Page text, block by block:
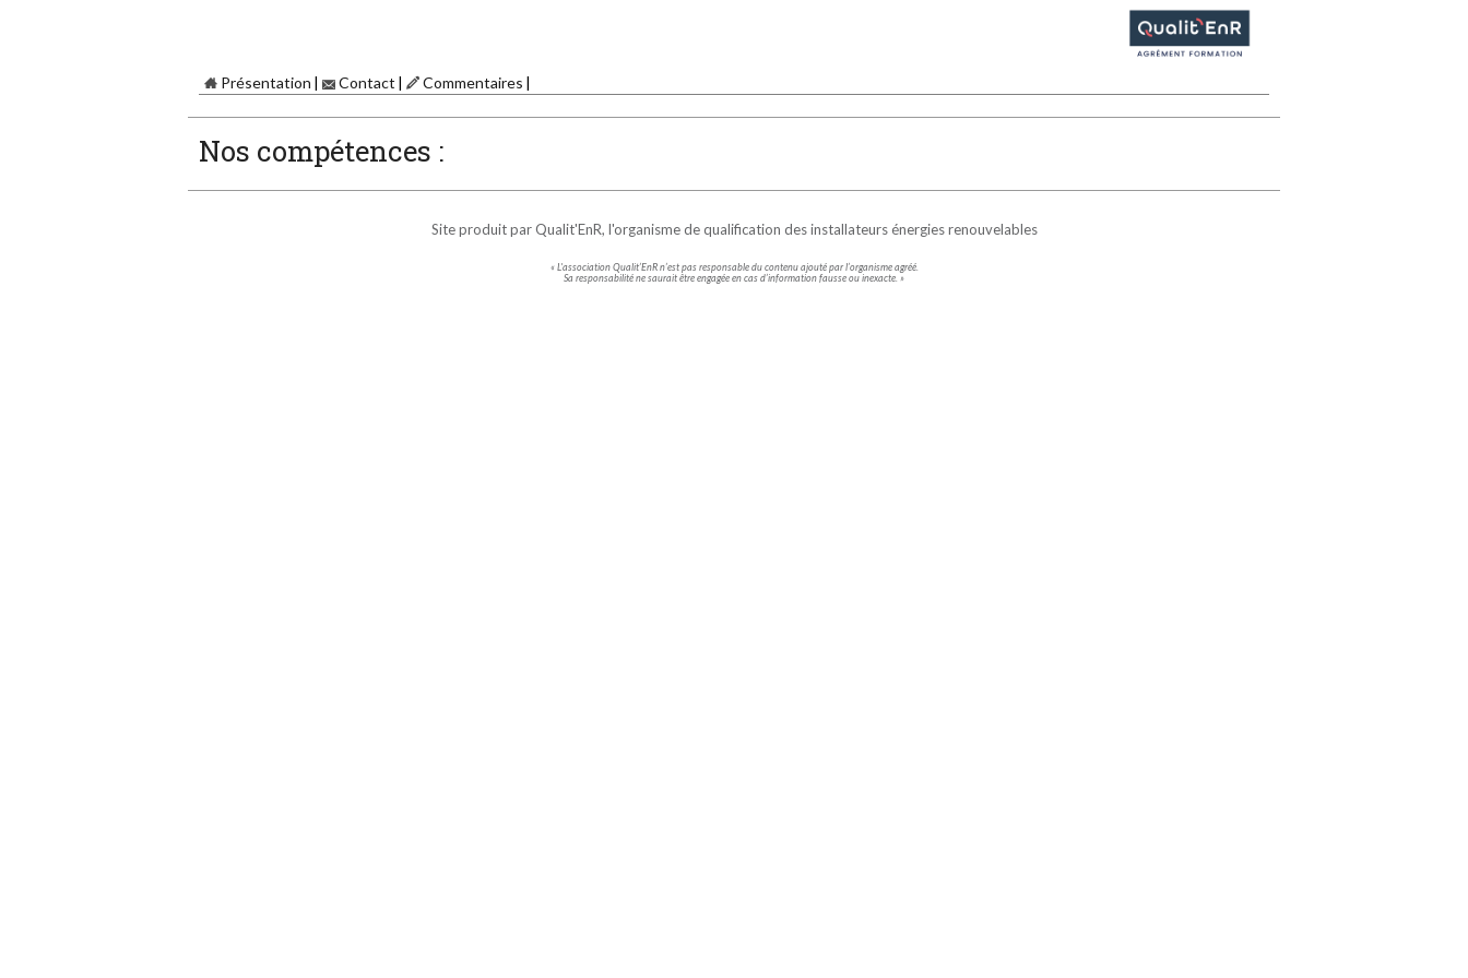
Présentation Contact Commentaires
Nos compétences :
Site produit parQualit'EnR, l'organisme de qualification des installateurs énergies renouvelables
« L'association Qualit’EnR n’est pas responsable du contenu ajouté par l’organisme agréé.
Sa responsabilité ne saurait être engagée en cas d’information fausse ou inexacte. »